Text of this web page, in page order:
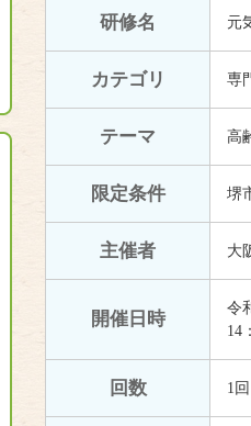
研修名 元
カテゴリ 専
テーマ 高
限定条件 堺
主催者 大
開催日時
令
14
回数 1回